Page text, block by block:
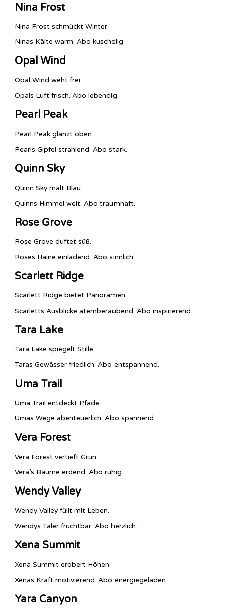
Nina Frost
Nina Frost schmückt Winter.
Ninas Kälte warm. Abo kuschelig.
Opal Wind
Opal Wind weht frei.
Opals Luft frisch. Abo lebendig.
Pearl Peak
Pearl Peak glänzt oben.
Pearls Gipfel strahlend. Abo stark.
Quinn Sky
Quinn Sky malt Blau.
Quinns Himmel weit. Abo traumhaft.
Rose Grove
Rose Grove duftet süß.
Roses Haine einladend. Abo sinnlich.
Scarlett Ridge
Scarlett Ridge bietet Panoramen.
Scarletts Ausblicke atemberaubend. Abo inspirierend.
Tara Lake
Tara Lake spiegelt Stille.
Taras Gewässer friedlich. Abo entspannend.
Uma Trail
Uma Trail entdeckt Pfade.
Umas Wege abenteuerlich. Abo spannend.
Vera Forest
Vera Forest vertieft Grün.
Vera’s Bäume erdend. Abo ruhig.
Wendy Valley
Wendy Valley füllt mit Leben.
Wendys Täler fruchtbar. Abo herzlich.
Xena Summit
Xena Summit erobert Höhen.
Xenas Kraft motivierend. Abo energiegeladen.
Yara Canyon